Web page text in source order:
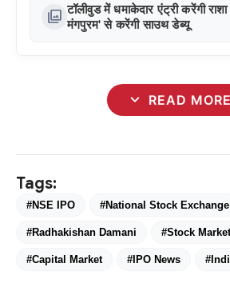
photo_library टॉलीवुड में धमाकेदार एंट्री करेंगी
मंगपुरम' से करेंगी साउथ डेब्यू
expand_more READ MORE
Tags:
#NSE IPO #National Stock Exchange
#Radhakishan Damani #Stock Market
#Capital Market #IPO News